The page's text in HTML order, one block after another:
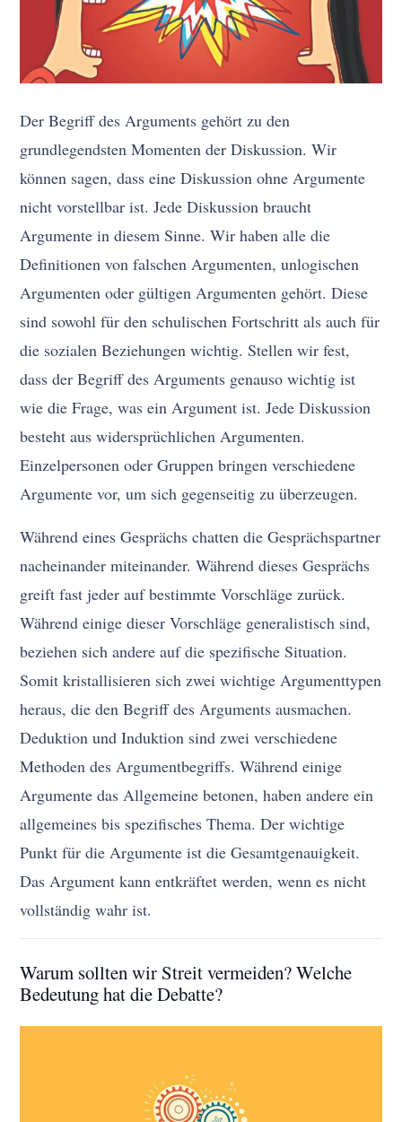
Der Begriff des Arguments gehört zu den
grundlegendsten Momenten der Diskussion. Wir
können sagen, dass eine Diskussion ohne Argumente
nicht vorstellbar ist. Jede Diskussion braucht
Argumente in diesem Sinne. Wir haben alle die
Definitionen von falschen Argumenten, unlogischen
Argumenten oder gültigen Argumenten gehört. Diese
sind sowohl für den schulischen Fortschritt als auch für
die sozialen Beziehungen wichtig. Stellen wir fest,
dass der Begriff des Arguments genauso wichtig ist
wie die Frage, was ein Argument ist. Jede Diskussion
besteht aus widersprüchlichen Argumenten.
Einzelpersonen oder Gruppen bringen verschiedene
Argumente vor, um sich gegenseitig zu überzeugen.
Während eines Gesprächs chatten die Gesprächspartner
nacheinander miteinander. Während dieses Gesprächs
greift fast jeder auf bestimmte Vorschläge zurück.
Während einige dieser Vorschläge generalistisch sind,
beziehen sich andere auf die spezifische Situation.
Somit kristallisieren sich zwei wichtige Argumenttypen
heraus, die den Begriff des Arguments ausmachen.
Deduktion und Induktion sind zwei verschiedene
Methoden des Argumentbegriffs. Während einige
Argumente das Allgemeine betonen, haben andere ein
allgemeines bis spezifisches Thema. Der wichtige
Punkt für die Argumente ist die Gesamtgenauigkeit.
Das Argument kann entkräftet werden, wenn es nicht
vollständig wahr ist.
Warum sollten wir Streit vermeiden? Welche
Bedeutung hat die Debatte?